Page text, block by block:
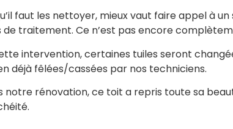
faut les nettoyer, mieux vaut faire appel à
de traitement. Ce n’est pas encore
intervention, certaines tuiles seront
déjà fêlées/cassées par nos techniciens.
notre rénovation, ce toit a repris toute sa